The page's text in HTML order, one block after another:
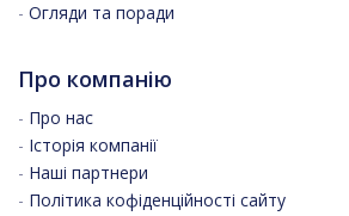
- Огляди та поради
Про компанію
- Про нас
- Історія компанії
- Наші партнери
- Політика кофіденційності сайту